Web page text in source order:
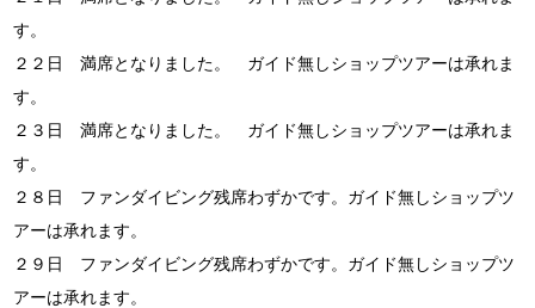
す。
２２日 満席となりました。 ガイド無しショップツアーは承れま
す。
２３日 満席となりました。 ガイド無しショップツアーは承れま
す。
２８日 ファンダイビング残席わずかです。ガイド無しショップツ
アーは承れます。
２９日 ファンダイビング残席わずかです。ガイド無しショップツ
アーは承れます。